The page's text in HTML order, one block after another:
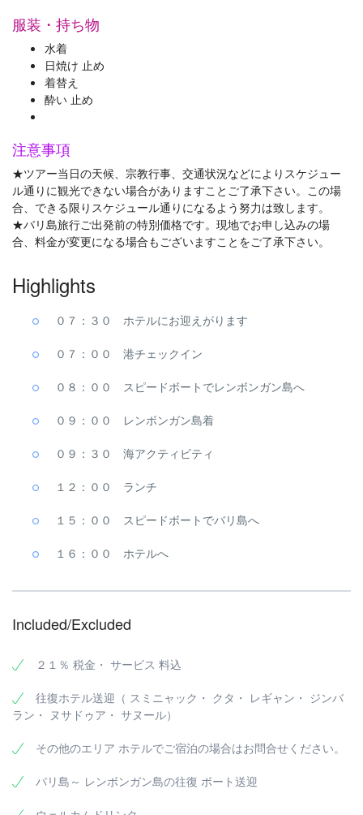
服装・持ち物
水着
日焼け 止め
着替え
酔い 止め
注意事項
★ツアー当日の天候、宗教行事、交通状況などによりスケジュー
ル通りに観光できない場合がありますことご了承下さい。この場
合、できる限りスケジュール通りになるよう努力は致します。
★バリ島旅行ご出発前の特別価格です。現地でお申し込みの場
合、料金が変更になる場合もございますことをご了承下さい。
Highlights
０７：３０ ホテルにお迎えがります
０７：００ 港チェックイン
０８：００ スピードボートでレンボンガン島へ
０９：００ レンボンガン島着
０９：３０ 海アクティビティ
１２：００ ランチ
１５：００ スピードボートでバリ島へ
１６：００ ホテルへ
Included/Excluded
２１％ 税金・ サービス 料込
往復ホテル送迎（ スミニャック・ クタ・ レギャン・ ジンバ
ラン・ ヌサドゥア・ サヌール）
その他のエリア ホテルでご宿泊の場合はお問合せください。
バリ島～ レンボンガン島の往復 ボート送迎